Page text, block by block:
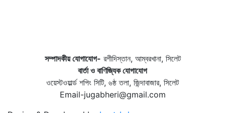
সম্পাদকীয় যােগাযোগ- রশীদিস্তান, আম্বরখানা, সিলেট
বার্তা ও বাণিজ্যিক যোগাযােগ
ওয়েস্টওয়ার্ল্ড শপিং সিটি, ৬ষ্ঠ তলা, জিন্দাবাজার, সিলেট
Email-jugabheri@gmail.com